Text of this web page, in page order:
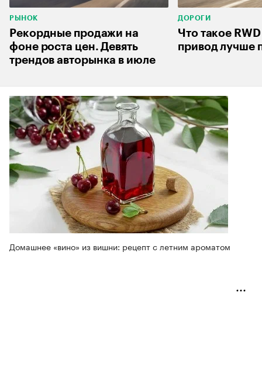
РЫНОК
Рекордные продажи на
фоне роста цен. Девять
трендов авторынка в июле
ДОРОГИ
Что такое
привод лучше
Домашнее «вино» из вишни: рецепт с летним ароматом